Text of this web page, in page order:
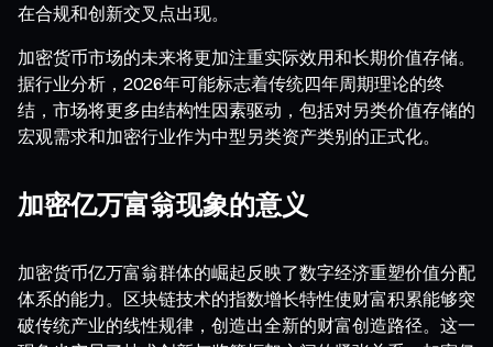
在合规和创新交叉点出现。
加密货币市场的未来将更加注重实际效用和长期价值存储。
据行业分析，2026年可能标志着传统四年周期理论的终
结，市场将更多由结构性因素驱动，包括对另类价值存储的
宏观需求和加密行业作为中型另类资产类别的正式化。
加密亿万富翁现象的意义
加密货币亿万富翁群体的崛起反映了数字经济重塑价值分配
体系的能力。区块链技术的指数增长特性使财富积累能够突
破传统产业的线性规律，创造出全新的财富创造路径。这一